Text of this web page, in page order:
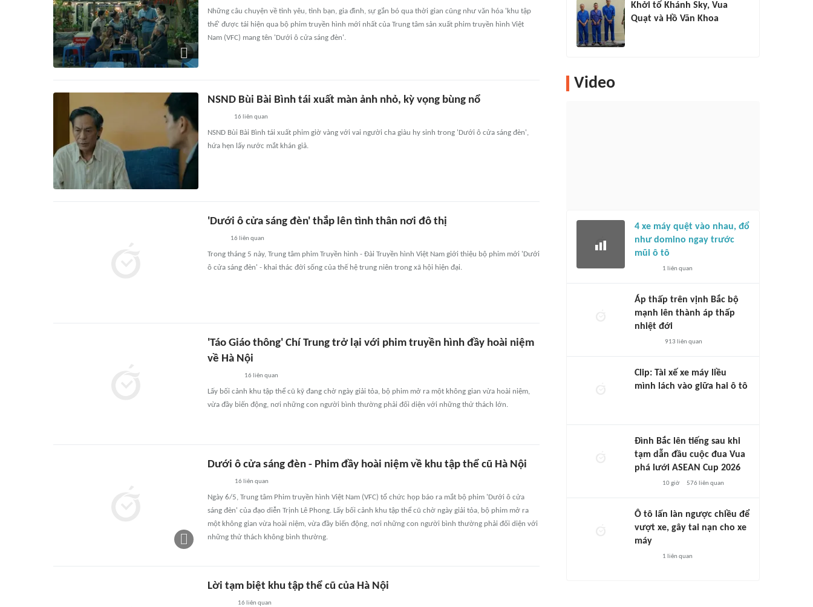
Những câu chuyện về tình yêu, tình bạn, gia đình, sự gắn bó qua thời gian cũng như văn hóa 'khu tập
thể' được tái hiện qua bộ phim truyền hình mới nhất của Trung tâm sản xuất phim truyền hình Việt
Nam (VFC) mang tên 'Dưới ô cửa sáng đèn'.
NSND Bùi Bài Bình tái xuất màn ảnh nhỏ, kỳ vọng bùng nổ
16 liên quan
NSND Bùi Bài Bình tái xuất phim giờ vàng với vai người cha giàu hy sinh trong 'Dưới ô cửa sáng đèn',
hứa hẹn lấy nước mắt khán giả.
'Dưới ô cửa sáng đèn' thắp lên tình thân nơi đô thị
16 liên quan
Trong tháng 5 này, Trung tâm phim Truyền hình - Đài Truyền hình Việt Nam giới thiệu bộ phim mới 'Dưới
ô cửa sáng đèn' - khai thác đời sống của thế hệ trung niên trong xã hội hiện đại.
'Táo Giáo thông' Chí Trung trở lại với phim truyền hình đầy hoài niệm
về Hà Nội
16 liên quan
Lấy bối cảnh khu tập thể cũ kỹ đang chờ ngày giải tỏa, bộ phim mở ra một không gian vừa hoài niệm,
vừa đầy biến động, nơi những con người bình thường phải đối diện với những thử thách lớn.
Dưới ô cửa sáng đèn - Phim đầy hoài niệm về khu tập thể cũ Hà Nội
16 liên quan
Ngày 6/5, Trung tâm Phim truyền hình Việt Nam (VFC) tổ chức họp báo ra mắt bộ phim 'Dưới ô cửa
sáng đèn' của đạo diễn Trịnh Lê Phong. Lấy bối cảnh khu tập thể cũ chờ ngày giải tỏa, bộ phim mở ra
một không gian vừa hoài niệm, vừa đầy biến động, nơi những con người bình thường phải đối diện với
những thử thách không bình thường.
Lời tạm biệt khu tập thể cũ của Hà Nội
16 liên quan
Khởi tố Khánh Sky, Vua
Quạt và Hồ Văn Khoa
Video
4 xe máy quệt vào nhau, đổ
như domino ngay trước
mũi ô tô
1 liên quan
Áp thấp trên vịnh Bắc bộ
mạnh lên thành áp thấp
nhiệt đới
913 liên quan
Clip: Tài xế xe máy liều
mình lách vào giữa hai ô tô
Đình Bắc lên tiếng sau khi
tạm dẫn đầu cuộc đua Vua
phá lưới ASEAN Cup 2026
10 giờ 576 liên quan
Ô tô lấn làn ngược chiều để
vượt xe, gây tai nạn cho xe
máy
1 liên quan